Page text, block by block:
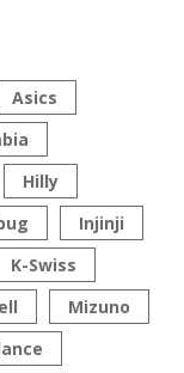
Asics
Hilly
Injinji
K-Swiss
Mizuno